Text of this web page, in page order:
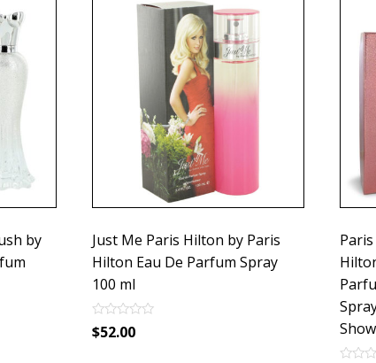
by
Just Me Paris Hilton by Paris
Hilton Eau De Parfum Spray
100 ml
Rated
0
$52.00